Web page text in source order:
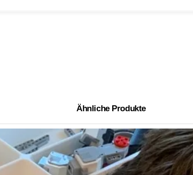
Ähnliche Produkte